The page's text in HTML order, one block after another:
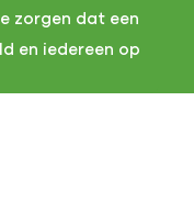
zorgen dat een
en iedereen op